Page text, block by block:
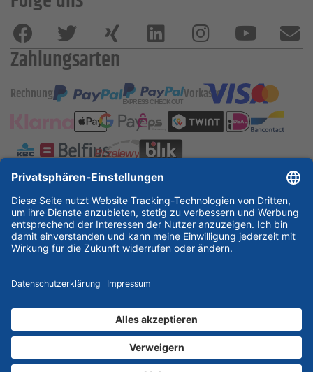
Zahlungsarten
Rechnung Vorkasse
ESSKA International
new
new new